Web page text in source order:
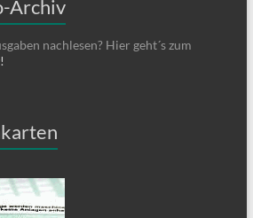
Archiv
nachlesen? Hier geht´s zum